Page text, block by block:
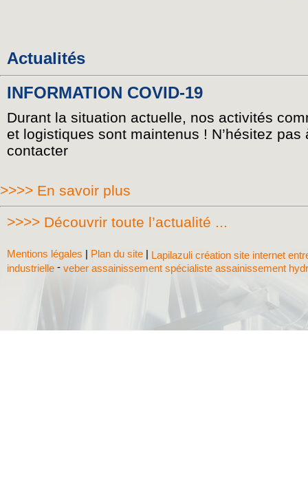
Actualités
INFORMATION COVID-19
Durant la situation actuelle, nos activités
et logistiques sont maintenus ! N’hésitez pas
contacter
>>>> En savoir plus
>>>> Découvrir toute l’actualité ...
Mentions légales | Plan du site | Lapilazuli création site internet
industrielle - veber assainissement spécialiste assainissement